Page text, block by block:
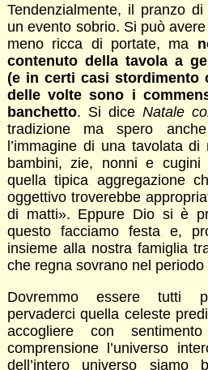
Tendenzialmente, il pranzo
un evento sobrio. Si può
meno ricca di portate, ma
contenuto della tavola a
(e in certi casi stordimento
delle volte sono i
banchetto. Si dice Natale
tradizione ma spero
l’immagine di una tavolata
bambini, zie, nonni e
quella tipica aggregazione
oggettivo troverebbe
di matti». Eppure Dio si è
questo facciamo festa e,
insieme alla nostra famiglia
che regna sovrano nel periodo
Dovremmo essere tutti
pervaderci quella celeste
accogliere con
comprensione l’universo
dell’intero universo siamo